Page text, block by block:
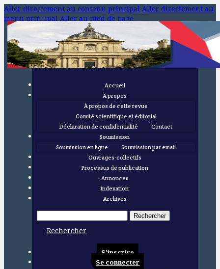
Aller directement au contenu principal Aller directement au
menu principal Aller au pied de page
Accueil
À propos
À propos de cette revue
Comité scientifique et éditorial
Déclaration de confidentialité
Contact
Soumission
Soumission en ligne
Soumission par email
Ouvrages-collectifs
Processus de publication
Annonces
Indexation
Archives
Rechercher
Rechercher
S'inscrire
Se connecter